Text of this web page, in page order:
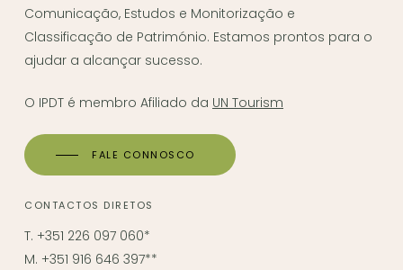
Comunicação, Estudos e Monitorização e
Classificação de Património. Estamos prontos para o
ajudar a alcançar sucesso.
O IPDT é membro Afiliado da UN Tourism
FALE CONNOSCO
CONTACTOS DIRETOS
T. +351 226 097 060*
M. +351 916 646 397**